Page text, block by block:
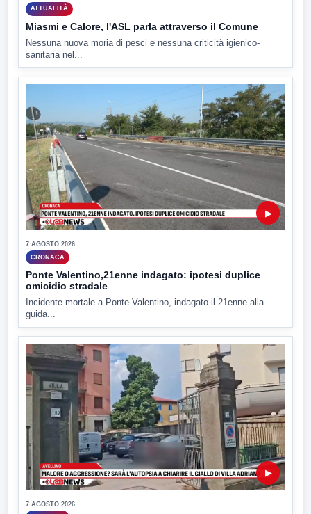
ATTUALITÀ
Miasmi e Calore, l'ASL parla attraverso il Comune
Nessuna nuova moria di pesci e nessuna criticità igienico-
sanitaria nel...
▶
7 AGOSTO 2026
CRONACA
Ponte Valentino,21enne indagato: ipotesi duplice
omicidio stradale
Incidente mortale a Ponte Valentino, indagato il 21enne alla
guida...
▶
7 AGOSTO 2026